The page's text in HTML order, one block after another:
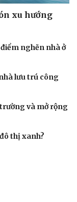
xu hướng
nghẽn nhà ở
lưu trú công
và mở rộng
thị xanh?